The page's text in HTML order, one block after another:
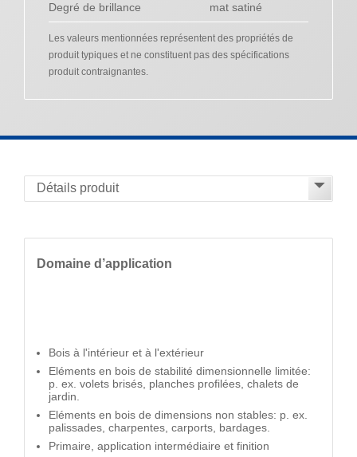
Degré de brillance mat satiné
Les valeurs mentionnées représentent des propriétés de
produit typiques et ne constituent pas des spécifications
produit contraignantes.
Domaine d’application
Bois à l'intérieur et à l'extérieur
Eléments en bois de stabilité dimensionnelle limitée:
p. ex. volets brisés, planches profilées, chalets de
jardin.
Eléments en bois de dimensions non stables: p. ex.
palissades, charpentes, carports, bardages.
Primaire, application intermédiaire et finition